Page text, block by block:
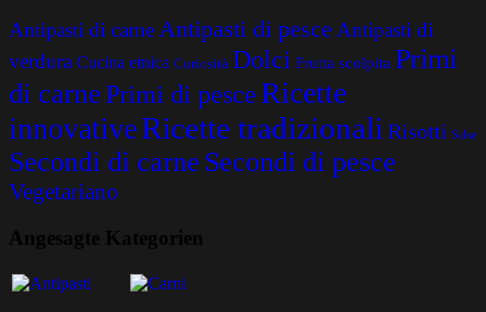
Antipasti di carneAntipasti di pesce Antipasti di
verdura Cucina etnica Curiosità Dolci Frutta scolpita Primi
di carnePrimi di pesceRicette
innovativeRicette tradizionali Risotti Salse
Secondi di carne Secondi di pesce
Vegetariano
Angesagte Kategorien